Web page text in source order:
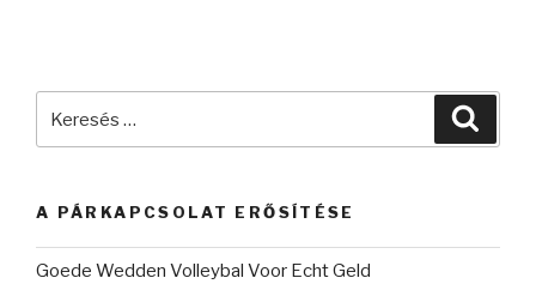
A PÁRKAPCSOLAT ERŐSÍTÉSE
Goede Wedden Volleybal Voor Echt Geld